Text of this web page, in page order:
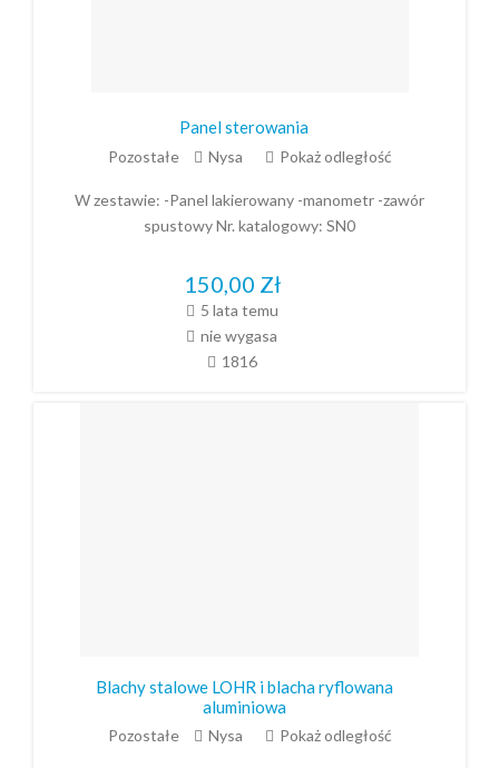
Panel sterowania
Pozostałe Nysa Pokaż odległość
W zestawie: -Panel lakierowany -manometr -zawór
spustowy Nr. katalogowy: SN0
150,00 Zł
5 lata temu
nie wygasa
1816
Blachy stalowe LOHR i blacha ryflowana
aluminiowa
Pozostałe Nysa Pokaż odległość